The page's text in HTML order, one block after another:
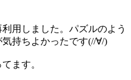
用しました。パズルのよう
持ちよかったです(//∀/)
ます。